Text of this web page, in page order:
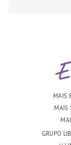
MAIS
MAIS
GRUPO